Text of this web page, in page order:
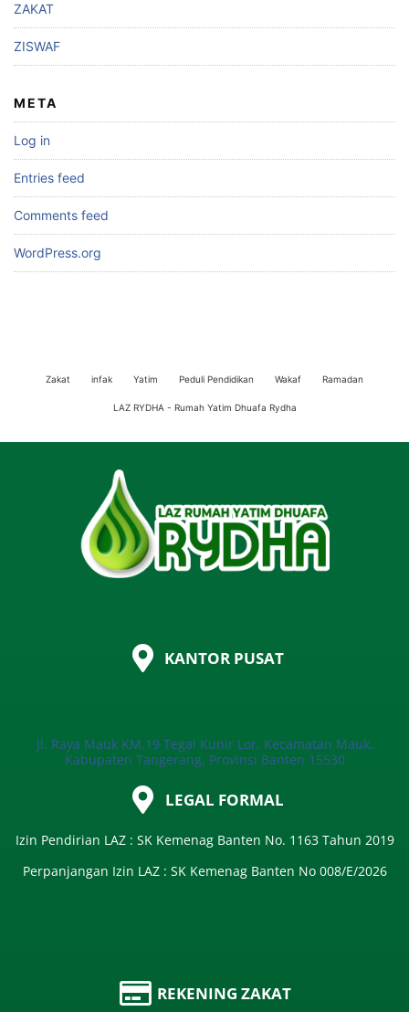
ZAKAT
ZISWAF
META
Log in
Entries feed
Comments feed
WordPress.org
Zakat infak Yatim Peduli Pendidikan Wakaf Ramadan
LAZ RYDHA - Rumah Yatim Dhuafa Rydha
KANTOR PUSAT
Jl. Raya Mauk KM.19 Tegal Kunir Lor, Kecamatan Mauk,
Kabupaten Tangerang, Provinsi Banten 15530
LEGAL FORMAL
Izin Pendirian LAZ : SK Kemenag Banten No. 1163 Tahun 2019
Perpanjangan Izin LAZ : SK Kemenag Banten No 008/E/2026​
REKENING ZAKAT